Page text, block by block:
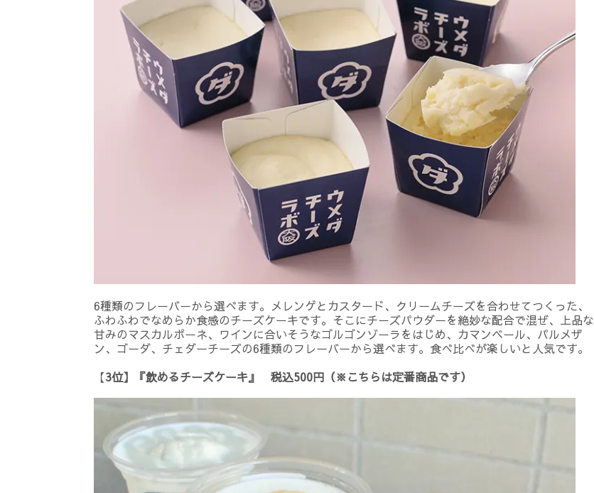
6種類のフレーバーから選べます。メレンゲとカスタード、クリームチーズを合わせてつくった、
ふわふわでなめらか食感のチーズケーキです。そこにチーズパウダーを絶妙な配合で混ぜ、上品な
甘みのマスカルポーネ、ワインに合いそうなゴルゴンゾーラをはじめ、カマンベール、パルメザ
ン、ゴーダ、チェダーチーズの6種類のフレーバーから選べます。食べ比べが楽しいと人気です。
【3位】『飲めるチーズケーキ』 税込500円（※こちらは定番商品です）